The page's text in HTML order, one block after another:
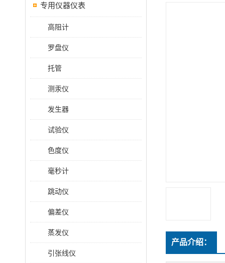
专用仪器仪表
高阻计
罗盘仪
托管
测汞仪
发生器
试验仪
色度仪
毫秒计
跳动仪
偏差仪
蒸发仪
引张线仪
产品介绍：